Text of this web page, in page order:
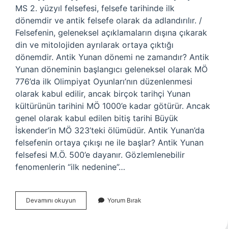
MS 2. yüzyıl felsefesi, felsefe tarihinde ilk
dönemdir ve antik felsefe olarak da adlandırılır. /
Felsefenin, geleneksel açıklamaların dışına çıkarak
din ve mitolojiden ayrılarak ortaya çıktığı
dönemdir. Antik Yunan dönemi ne zamandır? Antik
Yunan döneminin başlangıcı geleneksel olarak MÖ
776’da ilk Olimpiyat Oyunları’nın düzenlenmesi
olarak kabul edilir, ancak birçok tarihçi Yunan
kültürünün tarihini MÖ 1000’e kadar götürür. Ancak
genel olarak kabul edilen bitiş tarihi Büyük
İskender’in MÖ 323’teki ölümüdür. Antik Yunan’da
felsefenin ortaya çıkışı ne ile başlar? Antik Yunan
felsefesi M.Ö. 500’e dayanır. Gözlemlenebilir
fenomenlerin “ilk nedenine”…
Devamını okuyun
Yunan
Yorum Bırak